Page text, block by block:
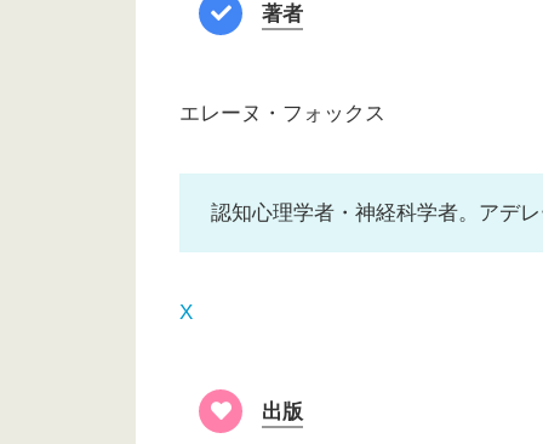
著者
エレーヌ・フォックス
認知心理学者・神経科学者。アデ
X
出版